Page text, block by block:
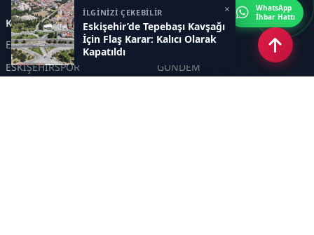
İLGİNİZİ ÇEKEBİLİR
Eskişehir’de Tepebaşı Kavşağı
İçin Flaş Karar: Kalıcı Olarak
Kapatıldı
×
Kategoriler
ESKİŞEHİR
GENEL
ESKİŞEHİRSPOR
GÜNDEM
WhatsApp
İhbar Hattı